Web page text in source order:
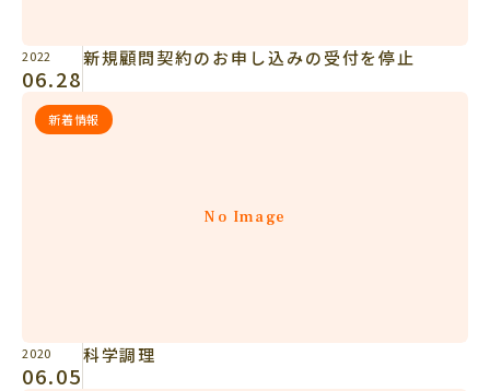
2022
06.28
新規顧問契約のお申し込みの受付を停止
No Image
新着情報
2020
06.05
科学調理